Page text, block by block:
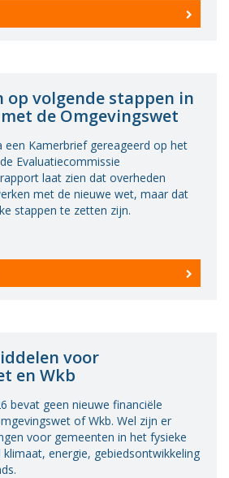
op volgende stappen in
de Omgevingswet
een Kamerbrief gereageerd op het
Evaluatiecommissie
laat zien dat overheden
met de nieuwe wet, maar dat
stappen te zetten zijn.
voor
en Wkb
bevat geen nieuwe financiële
of Wkb. Wel zijn er
voor gemeenten in het fysieke
energie, gebiedsontwikkeling